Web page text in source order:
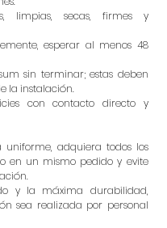
limpias, secas, firmes y
esperar al menos 48
sin terminar; estas deben
la instalación.
con contacto directo y
adquiera todos los
en un mismo pedido y evite
y la máxima durabilidad,
sea realizada por personal